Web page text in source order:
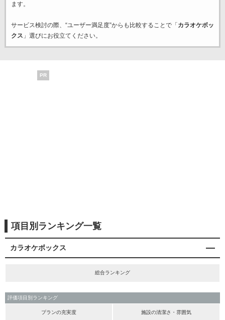
ます。
サービス検討の際、“ユーザー満足度”からも比較することで「 カラオケボッ
クス 」選びにお役立てください。
PR
項目別ランキング一覧
カラオケボックス
総合ランキング
評価項目別ランキング
プランの充実度 施設の清潔さ・雰囲気